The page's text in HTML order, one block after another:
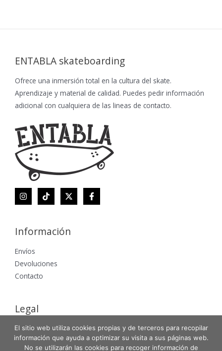
ENTABLA skateboarding
Ofrece una inmersión total en la cultura del skate.
Aprendizaje y material de calidad. Puedes pedir información
adicional con cualquiera de las lineas de contacto.
Información
Envíos
Devoluciones
Contacto
Legal
Aviso Legal
Política de Privacidad
El sitio web utiliza cookies propias y de terceros para recopilar
información que ayuda a optimizar su visita a sus páginas web.
No se utilizarán las cookies para recoger información de